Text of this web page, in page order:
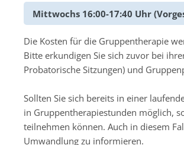
Mittwochs 16:00-17:40 Uhr
Die Kosten für die Gruppentherapie
Bitte erkundigen Sie sich zuvor bei
Probatorische Sitzungen) und
Sollten Sie sich bereits in einer
in Gruppentherapiestunden möglich,
teilnehmen können. Auch in diesem
Umwandlung zu informieren.